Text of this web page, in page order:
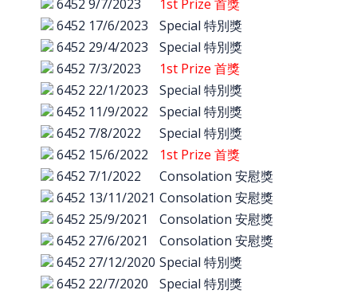
6452 9/7/2023
1st Prize 首獎
6452 17/6/2023
Special 特別獎
6452 29/4/2023
Special 特別獎
6452 7/3/2023
1st Prize 首獎
6452 22/1/2023
Special 特別獎
6452 11/9/2022
Special 特別獎
6452 7/8/2022
Special 特別獎
6452 15/6/2022
1st Prize 首獎
6452 7/1/2022
Consolation 安慰獎
6452 13/11/2021 Consolation 安慰獎
6452 25/9/2021
Consolation 安慰獎
6452 27/6/2021
Consolation 安慰獎
6452 27/12/2020 Special 特別獎
6452 22/7/2020
Special 特別獎